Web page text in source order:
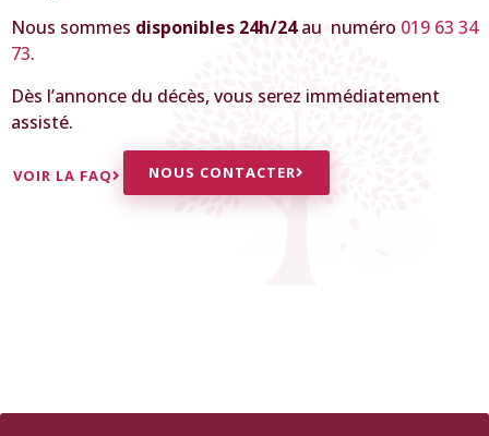
Nous sommes disponibles 24h/24au numéro 019 63 34
73.
Dès l’annonce du décès, vous serez immédiatement
assisté.
VOIR LA FAQ NOUS CONTACTER